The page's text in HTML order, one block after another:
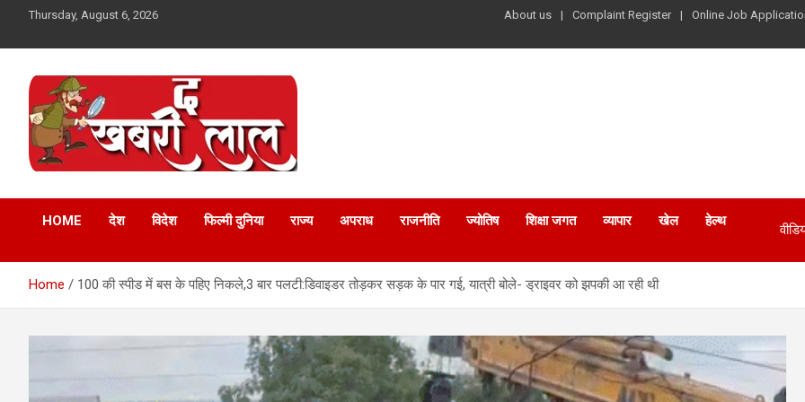
content
Thursday, August 6, 2026 About us Complaint Register Online Job
The Khabri Laal
Online News Portal
HOME
देश विदेश फिल्मी दुनिया राज्य अपराध राजनीति ज्योतिष शिक्षा जगत व्यापार खेल हेल्थ
Home 100 की स्पीड में बस के पहिए निकले,3 बार पलटी:डिवाइडर तोड़कर सड़क के पार गई, यात्री बोले- ड्राइवर को झपकी आ रही थी